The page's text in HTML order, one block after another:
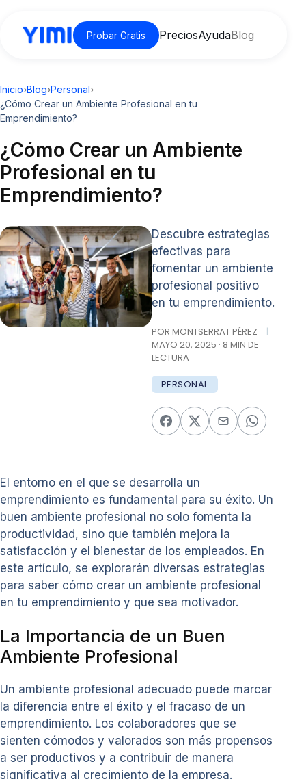
Probar Gratis PreciosAyudaBlog
Inicio›Blog›Personal›
¿Cómo Crear un Ambiente Profesional en tu
Emprendimiento?
¿Cómo Crear un Ambiente
Profesional en tu
Emprendimiento?
Descubre estrategias
efectivas para
fomentar un ambiente
profesional positivo
en tu emprendimiento.
POR MONTSERRAT PÉREZ
|
MAYO 20, 2025 · 8 MIN DE
LECTURA
PERSONAL
El entorno en el que se desarrolla un
emprendimiento es fundamental para su éxito. Un
buen ambiente profesional no solo fomenta la
productividad, sino que también mejora la
satisfacción y el bienestar de los empleados. En
este artículo, se explorarán diversas estrategias
para saber cómo crear un ambiente profesional
en tu emprendimiento y que sea motivador.
La Importancia de un Buen
Ambiente Profesional
Un ambiente profesional adecuado puede marcar
la diferencia entre el éxito y el fracaso de un
emprendimiento. Los colaboradores que se
sienten cómodos y valorados son más propensos
a ser productivos y a contribuir de manera
significativa al crecimiento de la empresa.